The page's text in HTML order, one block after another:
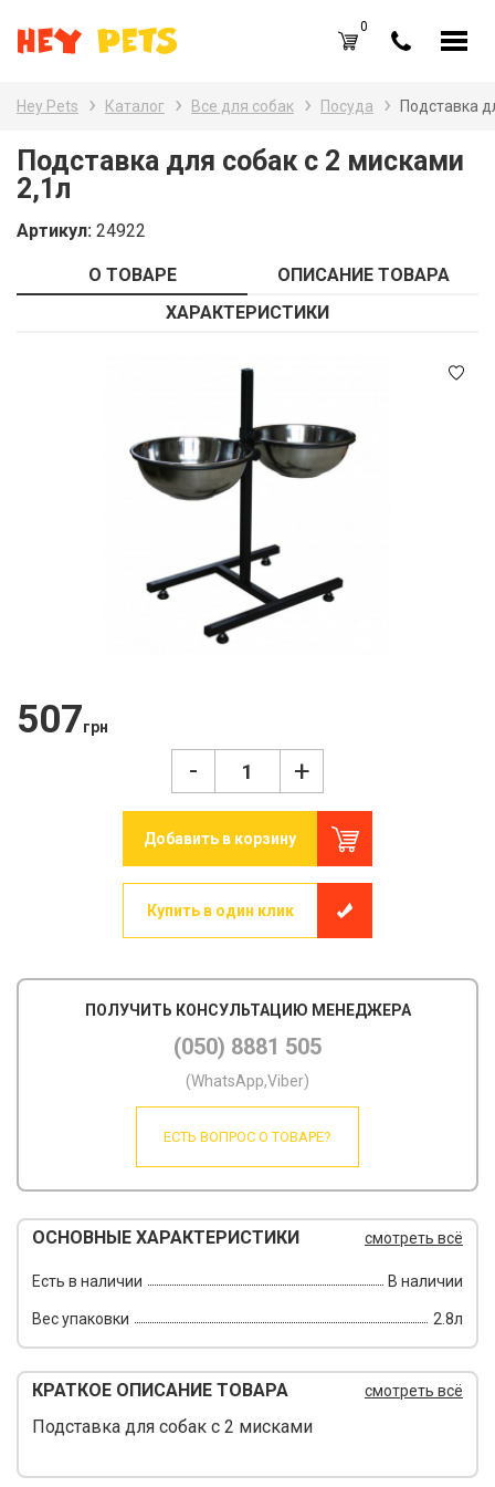
RU UA
Избранное (
Акции
0
Hey Pets Каталог Все для собак Посуда Подставка
Подставка для собак с 2 мисками
2,1л
Артикул: 24922
О ТОВАРЕ
ОПИСАНИЕ ТОВАРА
ХАРАКТЕРИСТИКИ
507грн
- +
Добавить в корзину
Купить в один клик
ПОЛУЧИТЬ КОНСУЛЬТАЦИЮ МЕНЕДЖЕРА
(050) 8881 505
(WhatsApp,Viber)
ЕСТЬ ВОПРОС О ТОВАРЕ?
ОСНОВНЫЕ ХАРАКТЕРИСТИКИ смотреть всё
Есть в наличии В наличии
Вес упаковки 2.8л
КРАТКОЕ ОПИСАНИЕ ТОВАРА смотреть всё
Подставка для собак с 2 мисками